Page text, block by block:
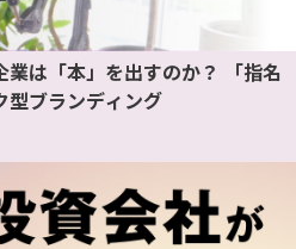
は「本」を出すのか？ 「指名
型ブランディング